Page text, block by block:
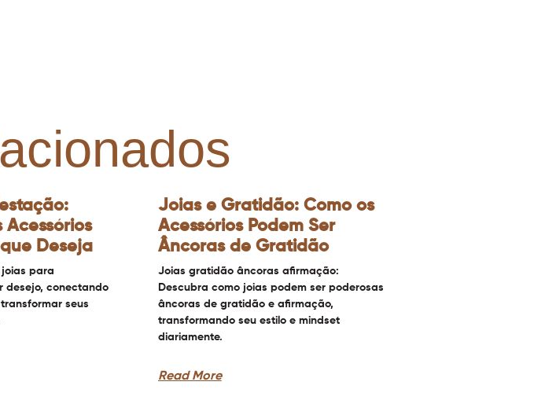
Acessórios
Deseja
joias para
desejo, conectando
seus
Joias e Gratidão: Como os
Acessórios Podem Ser
Âncoras de Gratidão
Joias gratidão âncoras afirmação:
Descubra como joias podem ser poderosas
âncoras de gratidão e afirmação,
transformando seu estilo e mindset
diariamente.
Read More